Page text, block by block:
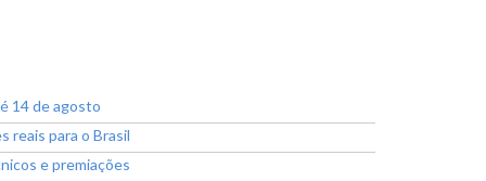
14 de agosto
reais para o Brasil
e premiações